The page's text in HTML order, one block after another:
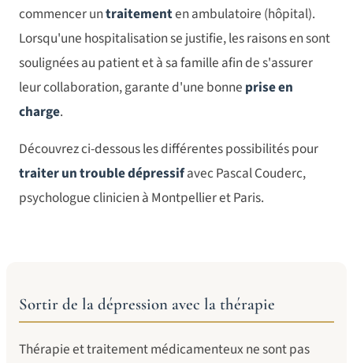
commencer untraitementen ambulatoire (hôpital).
Lorsqu'une hospitalisation se justifie, les raisons en sont
soulignées au patient et à sa famille afin de s'assurer
leur collaboration, garante d'une bonne prise en
charge.
Découvrez ci-dessous les différentes possibilités pour
traiter un trouble dépressifavec Pascal Couderc,
psychologue clinicien à Montpellier et Paris.
Sortir de la dépression avec la thérapie
Thérapie et traitement médicamenteux ne sont pas